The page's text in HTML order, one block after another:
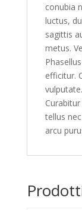
conubia
luctus,
sagittis
metus.
efficitur.
tellus
arcu